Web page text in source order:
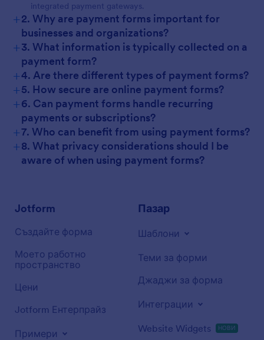
integrated payment gateways.
+2. Why are payment forms important for
businesses and organizations?
+3. What information is typically collected on a
payment form?
+4. Are there different types of payment forms?
+5. How secure are online payment forms?
+6. Can payment forms handle recurring
payments or subscriptions?
+7. Who can benefit from using payment forms?
+8. What privacy considerations should I be
aware of when using payment forms?
Jotform
Създайте форма
Моето работно
пространство
Цени
Jotform Ентерпрайз
Примери
Пазар
Шаблони
Теми за форми
Джаджи за форма
Интеграции
Website Widgets НОВИ